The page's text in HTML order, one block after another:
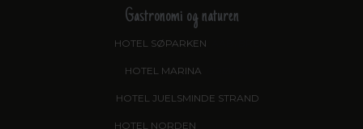
Gastronomi og naturen
HOTEL SØPARKEN
HOTEL MARINA
HOTEL JUELSMINDE STRAND
HOTEL NORDEN